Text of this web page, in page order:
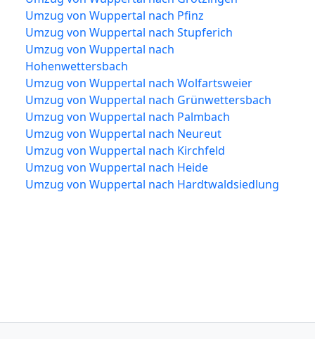
Umzug von Wuppertal nach Pfinz
Umzug von Wuppertal nach Stupferich
Umzug von Wuppertal nach
Hohenwettersbach
Umzug von Wuppertal nach Wolfartsweier
Umzug von Wuppertal nach Grünwettersbach
Umzug von Wuppertal nach Palmbach
Umzug von Wuppertal nach Neureut
Umzug von Wuppertal nach Kirchfeld
Umzug von Wuppertal nach Heide
Umzug von Wuppertal nach Hardtwaldsiedlung